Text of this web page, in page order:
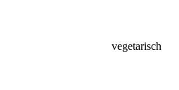
vegetarisch